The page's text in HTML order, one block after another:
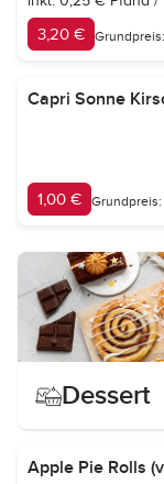
3,20 €
Capri Sonne
1,00 €
Dessert
Apple Pie Rolls